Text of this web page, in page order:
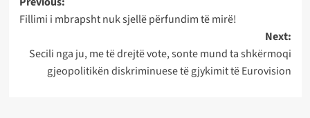
navigation
Fillimi i mbrapsht nuk sjellë përfundim të mirë!
Next:
Secili nga ju, me të drejtë vote, sonte mund ta shkërmoqi
gjeopolitikën diskriminuese të gjykimit të Eurovision